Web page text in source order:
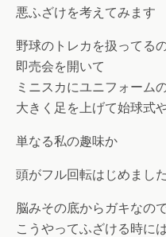
悪ふざけを考えてみます
野球のトレカを扱ってるの
即売会を開いて
ミニスカにユニフォーム
大きく足を上げて始球式
単なる私の趣味か
頭がフル回転はじめました
脳みその底からガキなので
こうやってふざける時に